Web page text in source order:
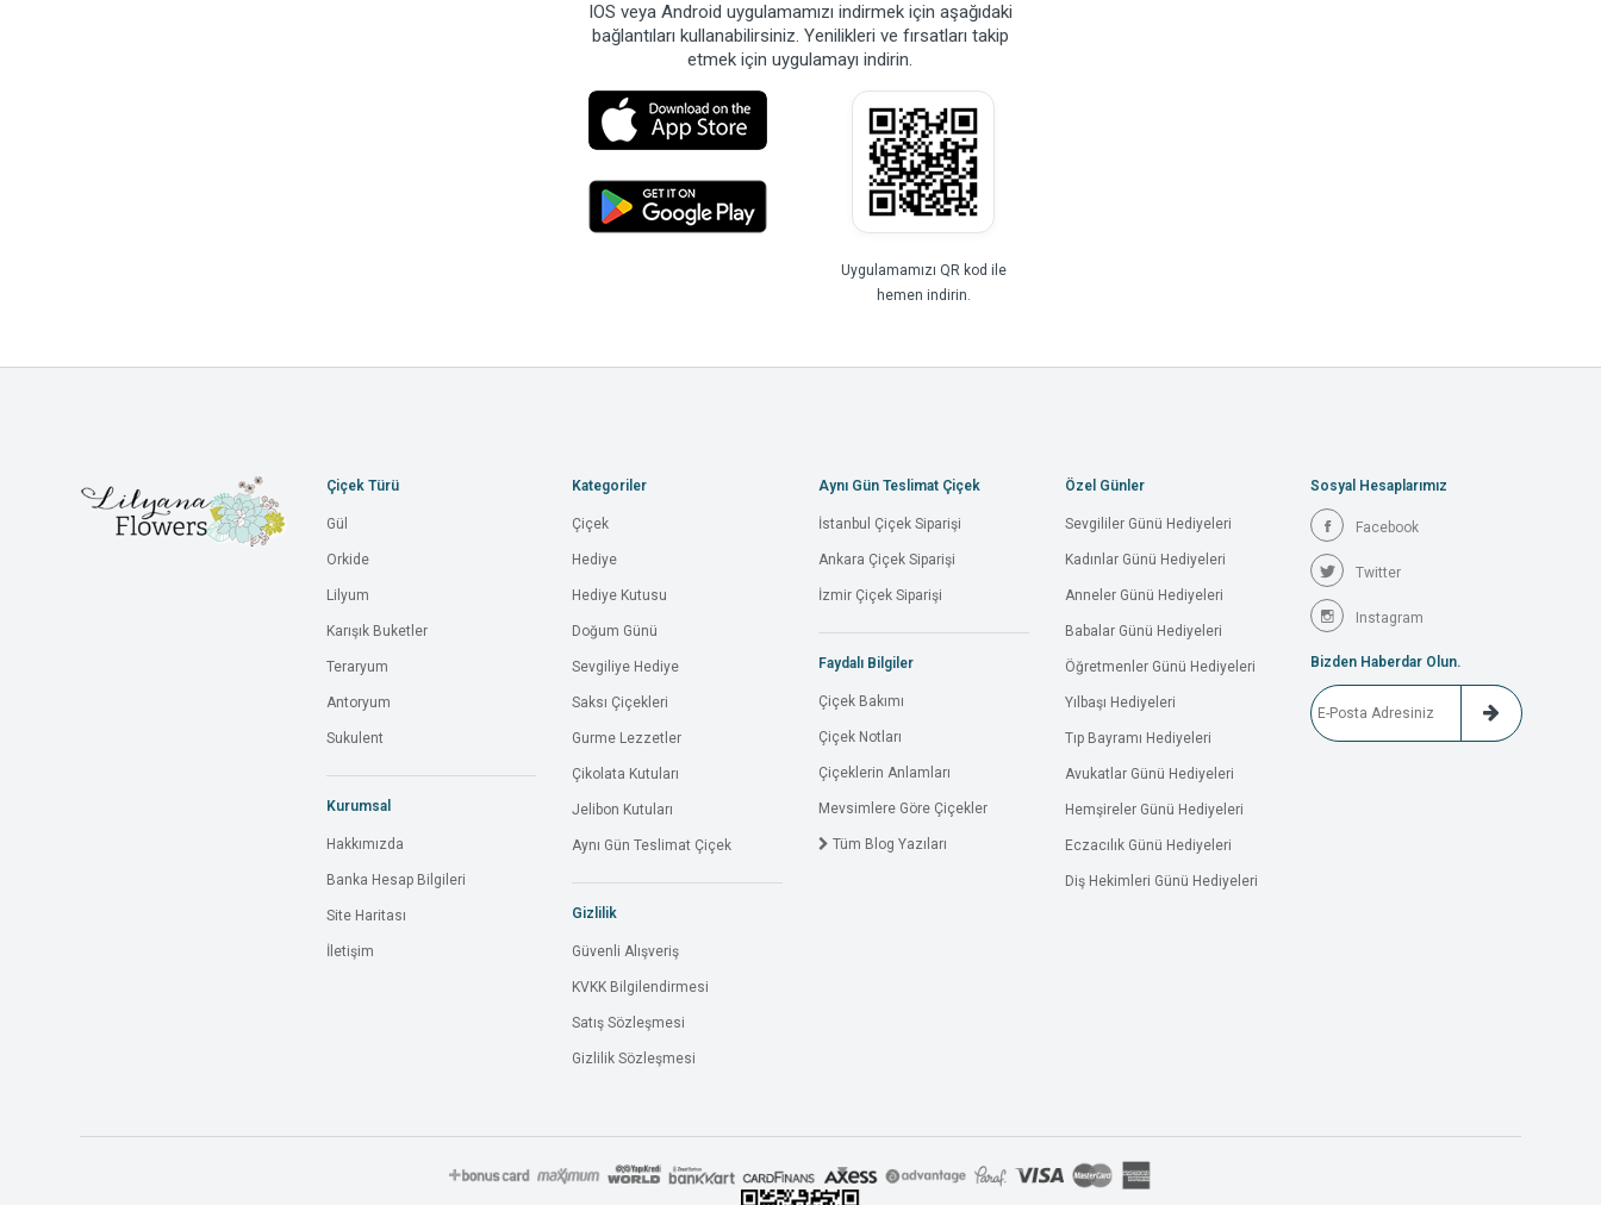
IOS veya Android uygulamamızı indirmek için aşağıdaki
bağlantıları kullanabilirsiniz. Yenilikleri ve fırsatları takip
etmek için uygulamayı indirin.
Uygulamamızı QR kod ile
hemen indirin.
Çiçek Türü
Gül
Orkide
Lilyum
Karışık Buketler
Teraryum
Antoryum
Sukulent
Kurumsal
Hakkımızda
Banka Hesap Bilgileri
Site Haritası
İletişim
Kategoriler
Çiçek
Hediye
Hediye Kutusu
Doğum Günü
Sevgiliye Hediye
Saksı Çiçekleri
Gurme Lezzetler
Çikolata Kutuları
Jelibon Kutuları
Aynı Gün Teslimat Çiçek
Gizlilik
Güvenli Alışveriş
KVKK Bilgilendirmesi
Satış Sözleşmesi
Gizlilik Sözleşmesi
Aynı Gün Teslimat Çiçek
İstanbul Çiçek Siparişi
Ankara Çiçek Siparişi
İzmir Çiçek Siparişi
Faydalı Bilgiler
Çiçek Bakımı
Çiçek Notları
Çiçeklerin Anlamları
Mevsimlere Göre Çiçekler
Tüm Blog Yazıları
Özel Günler
Sevgililer Günü Hediyeleri
Kadınlar Günü Hediyeleri
Anneler Günü Hediyeleri
Babalar Günü Hediyeleri
Öğretmenler Günü Hediyeleri
Yılbaşı Hediyeleri
Tıp Bayramı Hediyeleri
Avukatlar Günü Hediyeleri
Hemşireler Günü Hediyeleri
Eczacılık Günü Hediyeleri
Diş Hekimleri Günü Hediyeleri
Sosyal Hesaplarımız
Facebook
Twitter
Instagram
Bizden Haberdar Olun.